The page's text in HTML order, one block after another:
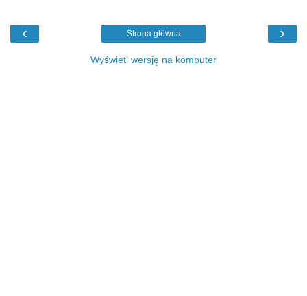
‹ ›
Strona główna
Wyświetl wersję na komputer